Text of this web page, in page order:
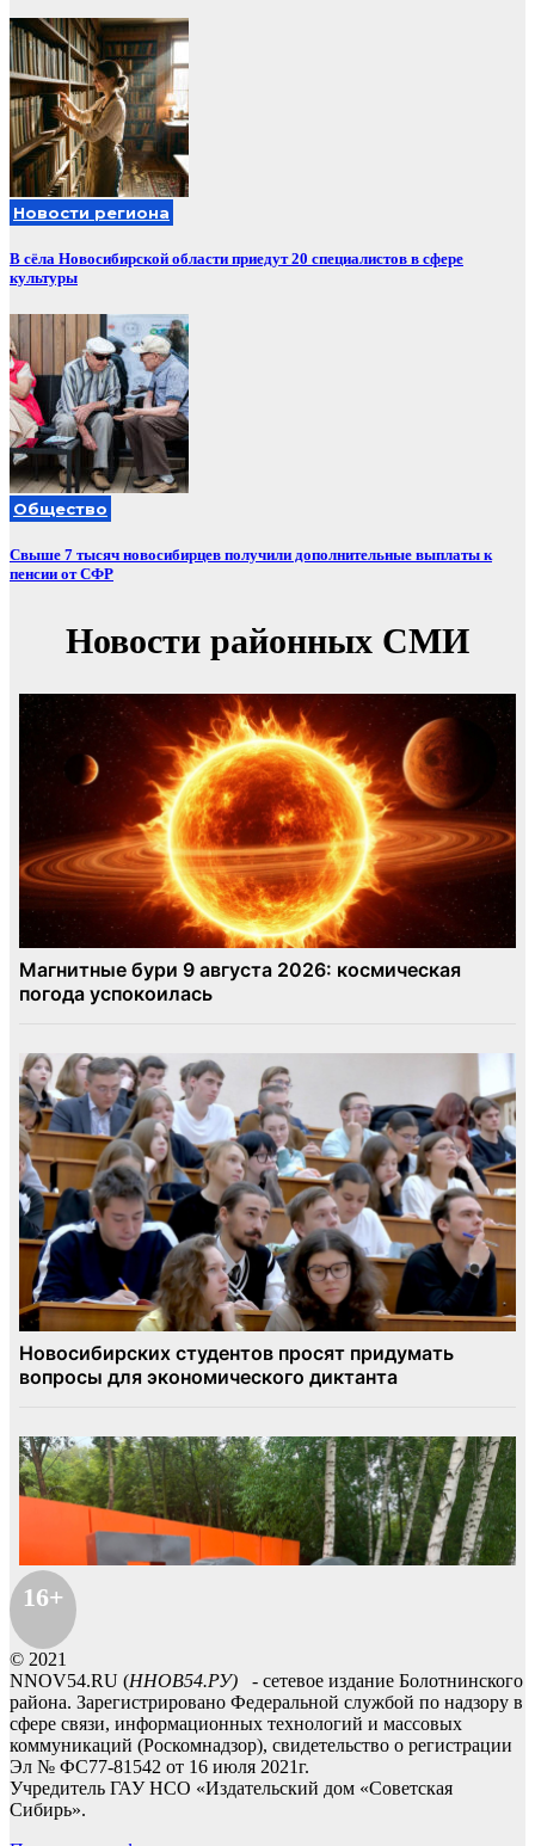
Новости региона
В сёла Новосибирской области приедут 20 специалистов в сфере
культуры
Общество
Свыше 7 тысяч новосибирцев получили дополнительные выплаты к
пенсии от СФР
16+
© 2021
NNOV54.RU (ННОВ54.РУ) - сетевое издание Болотнинского
района. Зарегистрировано Федеральной службой по надзору в
сфере связи, информационных технологий и массовых
коммуникаций (Роскомнадзор), свидетельство о регистрации
Эл № ФС77-81542 от 16 июля 2021г.
Учредитель ГАУ НСО «Издательский дом «Советская
Сибирь».